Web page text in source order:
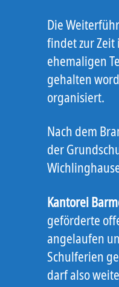
Die
findet zur Zeit
ehemaligen
gehalten
organisiert.
Nach dem
der
Kantorei
geförderte
angelaufen
Schulferien
darf also